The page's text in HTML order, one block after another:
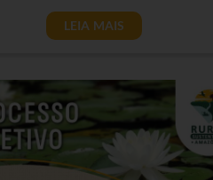
LEIA MAIS